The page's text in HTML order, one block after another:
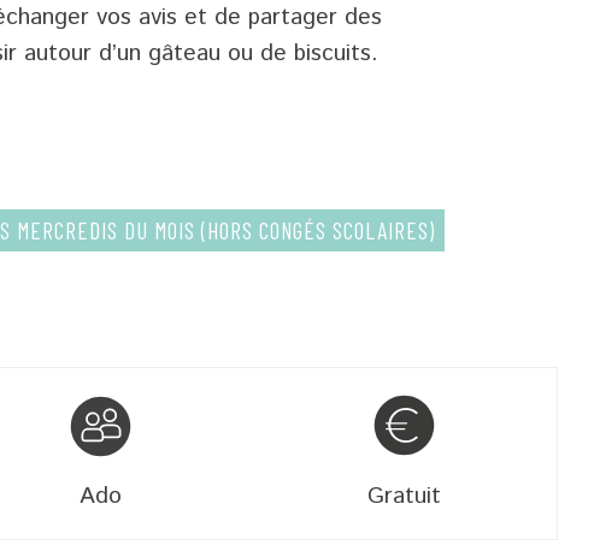
vos avis et de partager des
autour d’un gâteau ou de biscuits.
MERCREDIS DU MOIS (HORS CONGÉS SCOLAIRES)
Ado Gratuit